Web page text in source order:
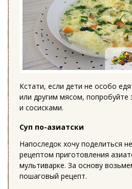
Кстати, если дети не особо
или другим мясом, попробуйте
и сосисками.
Суп по-азиатски
Напоследок хочу поделиться
рецептом приготовления
мультиварке. За основу
пошаговый рецепт.